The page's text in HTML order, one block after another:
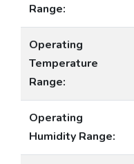
Range:
Operating
Temperature
Range:
Operating
Humidity Range: